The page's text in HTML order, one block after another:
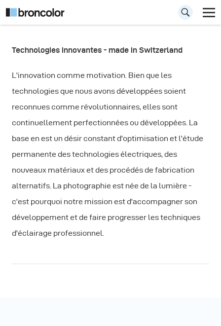
Technologies
Technologies innovantes - made in Switzerland
L'innovation comme motivation. Bien que les
technologies que nous avons développées soient
reconnues comme révolutionnaires, elles sont
continuellement perfectionnées ou développées. La
base en est un désir constant d'optimisation et l'étude
permanente des technologies électriques, des
nouveaux matériaux et des procédés de fabrication
alternatifs. La photographie est née de la lumière -
c'est pourquoi notre mission est d'accompagner son
développement et de faire progresser les techniques
d'éclairage professionnel.